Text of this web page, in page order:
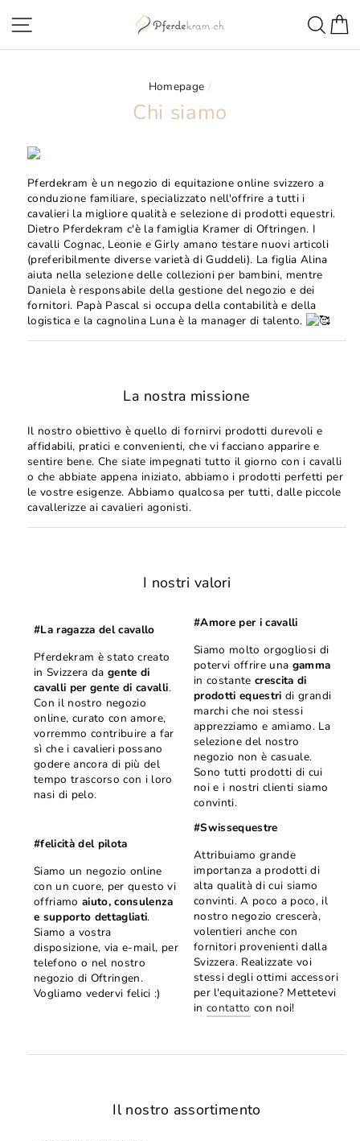
Navigazione della pagina
Homepage /
Chi siamo
Pferdekram è un negozio di equitazione online svizzero a
conduzione familiare, specializzato nell'offrire a tutti i
cavalieri la migliore qualità e selezione di prodotti equestri.
Dietro Pferdekram c'è la famiglia Kramer di Oftringen. I
cavalli Cognac, Leonie e Girly amano testare nuovi articoli
(preferibilmente diverse varietà di Guddeli). La figlia Alina
aiuta nella selezione delle collezioni per bambini, mentre
Daniela è responsabile della gestione del negozio e dei
fornitori. Papà Pascal si occupa della contabilità e della
logistica e la cagnolina Luna è la manager di talento.
La nostra missione
Il nostro obiettivo è quello di fornirvi prodotti durevoli e
affidabili, pratici e convenienti, che vi facciano apparire e
sentire bene. Che siate impegnati tutto il giorno con i cavalli
o che abbiate appena iniziato, abbiamo i prodotti perfetti per
le vostre esigenze. Abbiamo qualcosa per tutti, dalle piccole
cavallerizze ai cavalieri agonisti.
I nostri valori
#La ragazza del cavallo
Pferdekram è stato creato
in Svizzera dagente di
cavalli per gente di cavalli.
Con il nostro negozio
online, curato con amore,
vorremmo contribuire a far
sì che i cavalieri possano
godere ancora di più del
tempo trascorso con i loro
nasi di pelo.
#Amore per i cavalli
Siamo molto orgogliosi di
potervi offrire una gamma
in costantecrescita di
prodotti equestri di grandi
marchi che noi stessi
apprezziamo e amiamo. La
selezione del nostro
negozio non è casuale.
Sono tutti prodotti di cui
noi e i nostri clienti siamo
convinti.
#felicità del pilota
Siamo un negozio online
con un cuore, per questo vi
offriamoaiuto, consulenza
e supporto dettagliati.
Siamo a vostra
disposizione, via e-mail, per
telefono o nel nostro
negozio di Oftringen.
Vogliamo vedervi felici :)
#Swissequestre
Attribuiamo grande
importanza a prodotti di
alta qualità di cui siamo
convinti. A poco a poco, il
nostro negozio crescerà,
volentieri anche con
fornitori provenienti dalla
Svizzera. Realizzate voi
stessi degli ottimi accessori
per l'equitazione? Mettetevi
incontatto con noi!
Il nostro assortimento